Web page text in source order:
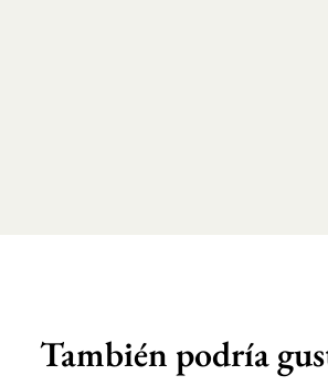
También podría